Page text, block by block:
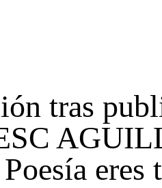
tras
eres